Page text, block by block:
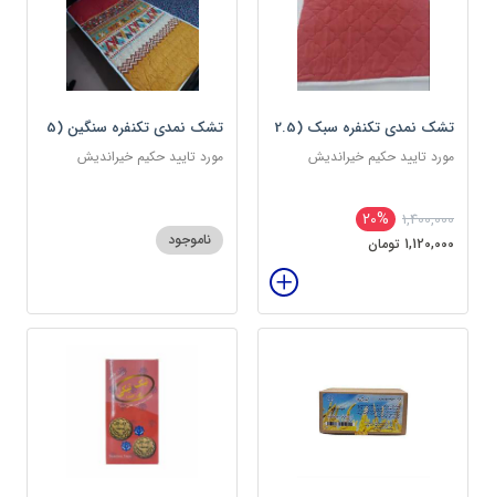
تشک نمدی تکنفره سبک (2.5
کیلویی) دوین (پس کرایه)
مورد تایید حکیم خیراندیش
1,400,000
20%
1,120,000 تومان
تشک نمدی تکنفره سنگین (5
کیلویی) دوین (پس کرایه)
مورد تایید حکیم خیراندیش
ناموجود